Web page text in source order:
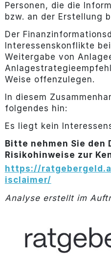
Personen, die die
bzw. an der Erstellung
Der
Interessenskonflikte
Weitergabe von
Weise offenzulegen.
In diesem
folgendes hin:
Es liegt kein
Bitte nehmen Sie den
Risikohinweise zur
https://
isclaimer/
Analyse erstellt im